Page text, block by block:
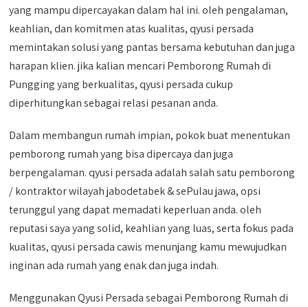
yang mampu dipercayakan dalam hal ini. oleh pengalaman,
keahlian, dan komitmen atas kualitas, qyusi persada
memintakan solusi yang pantas bersama kebutuhan dan juga
harapan klien. jika kalian mencari Pemborong Rumah di
Pungging yang berkualitas, qyusi persada cukup
diperhitungkan sebagai relasi pesanan anda.
Dalam membangun rumah impian, pokok buat menentukan
pemborong rumah yang bisa dipercaya dan juga
berpengalaman. qyusi persada adalah salah satu pemborong
/ kontraktor wilayah jabodetabek & sePulau jawa, opsi
terunggul yang dapat memadati keperluan anda. oleh
reputasi saya yang solid, keahlian yang luas, serta fokus pada
kualitas, qyusi persada cawis menunjang kamu mewujudkan
inginan ada rumah yang enak dan juga indah.
Menggunakan Qyusi Persada sebagai Pemborong Rumah di